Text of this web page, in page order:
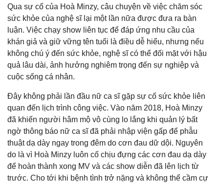
Qua sự cố của Hoà Minzy, câu chuyện về việc chăm sóc
sức khỏe của nghệ sĩ lại một lần nữa được đưa ra bàn
luận. Việc chạy show liên tục để đáp ứng nhu cầu của
khán giả và giữ vững tên tuổi là điều dễ hiểu, nhưng nếu
không chú ý đến sức khỏe, nghệ sĩ có thể đối mặt với hậu
quả lâu dài, ảnh hưởng nghiêm trọng đến sự nghiệp và
cuộc sống cá nhân.
Đây không phải lần đầu nữ ca sĩ gặp sự cố sức khỏe liên
quan đến lịch trình công việc. Vào năm 2018, Hoà Minzy
đã khiến người hâm mộ vô cùng lo lắng khi quản lý bất
ngờ thông báo nữ ca sĩ đã phải nhập viện gấp để phẫu
thuật dạ dày ngay trong đêm do cơn đau dữ dội. Nguyên
do là vì Hoà Minzy luôn cố chịu đựng các cơn đau dạ dày
để hoàn thành xong MV và các show diễn đã lên lịch từ
trước. Cho tới khi bệnh tình trở nặng và không thể cầm cự